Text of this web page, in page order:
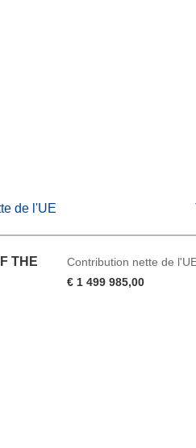
nouvelle fenêtre)
fenêtre)
de l'UE
THE
Contribution nette de
€ 1 499 985,00